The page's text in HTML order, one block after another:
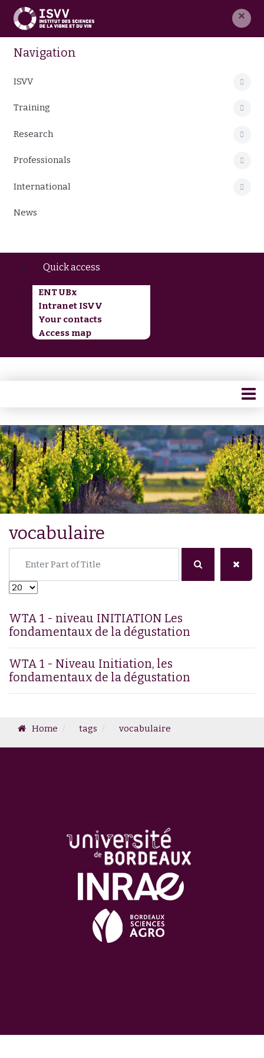
×
Navigation
ISVV
Training
Research
Professionals
International
News
Quick access
ENT UBx
Intranet ISVV
Your contacts
Access map
vocabulaire
Display #
WTA 1 - niveau INITIATION Les
fondamentaux de la dégustation
WTA 1 - Niveau Initiation, les
fondamentaux de la dégustation
Home tags vocabulaire